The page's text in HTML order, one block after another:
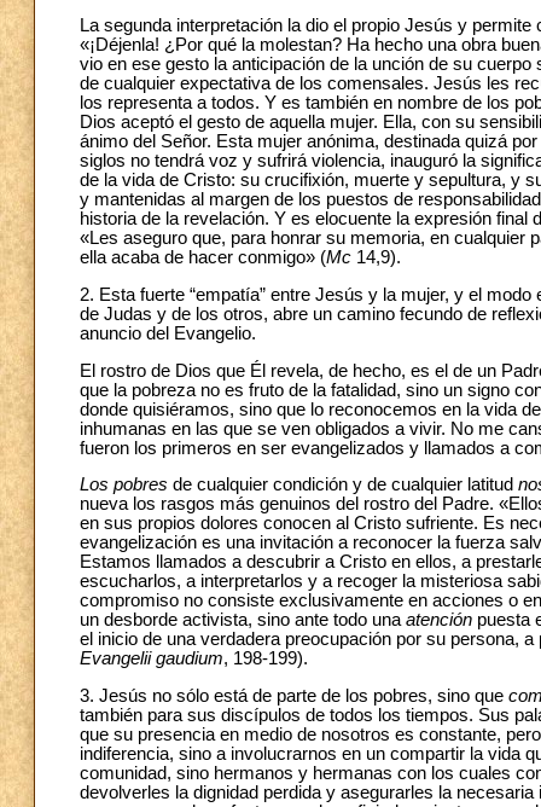
La segunda interpretación la dio el propio Jesús y
«¡Déjenla! ¿Por qué la molestan? Ha hecho una obra
vio en ese gesto la anticipación de la unción de su
de cualquier expectativa de los comensales. Jesús les
los representa a todos. Y es también en nombre de los
Dios aceptó el gesto de aquella mujer. Ella, con su
ánimo del Señor. Esta mujer anónima, destinada quizá
siglos no tendrá voz y sufrirá violencia, inauguró la
de la vida de Cristo: su crucifixión, muerte y sepultura, y
y mantenidas al margen de los puestos de
historia de la revelación. Y es elocuente la expresión
«Les aseguro que, para honrar su memoria, en cualquier
ella acaba de hacer conmigo» (Mc 14,9).
2. Esta fuerte “empatía” entre Jesús y la mujer, y el
de Judas y de los otros, abre un camino fecundo de
anuncio del Evangelio.
El rostro de Dios que Él revela, de hecho, es el de un
que la pobreza no es fruto de la fatalidad, sino un signo
donde quisiéramos, sino que lo reconocemos en la vida
inhumanas en las que se ven obligados a vivir. No me
fueron los primeros en ser evangelizados y llamados a
Los pobres de cualquier condición y de cualquier latitud
nueva los rasgos más genuinos del rostro del Padre.
en sus propios dolores conocen al Cristo sufriente. Es
evangelización es una invitación a reconocer la fuerza
Estamos llamados a descubrir a Cristo en ellos, a
escucharlos, a interpretarlos y a recoger la misteriosa
compromiso no consiste exclusivamente en acciones o
un desborde activista, sino ante todo unaatención puesta
el inicio de una verdadera preocupación por su persona,
Evangelii gaudium, 198-199).
3. Jesús no sólo está de parte de los pobres, sino que
también para sus discípulos de todos los tiempos. Sus
que su presencia en medio de nosotros es constante,
indiferencia, sino a involucrarnos en un compartir la vida
comunidad, sino hermanos y hermanas con los cuales
devolverles la dignidad perdida y asegurarles la